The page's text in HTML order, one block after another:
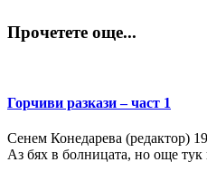
Прочетете още...
Горчиви разкази – част 1
Сенем Конедарева (редактор)
Аз бях в болницата, но още